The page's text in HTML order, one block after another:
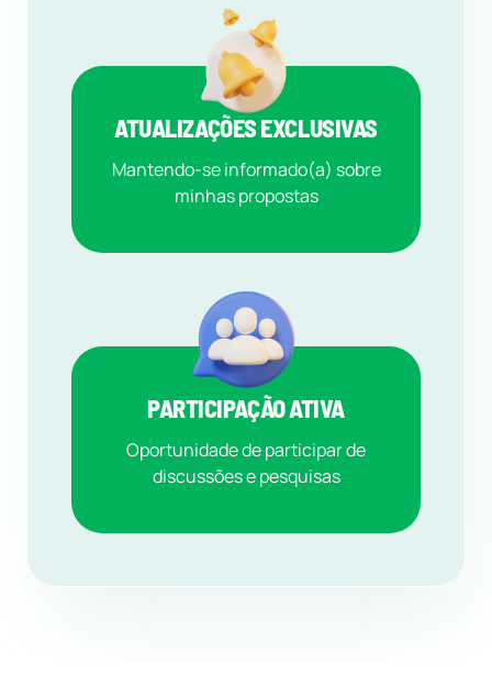
ATUALIZAÇÕES EXCLUSIVAS
Mantendo-se informado(a) sobre
minhas propostas
PARTICIPAÇÃO ATIVA
Oportunidade de participar de
discussões e pesquisas